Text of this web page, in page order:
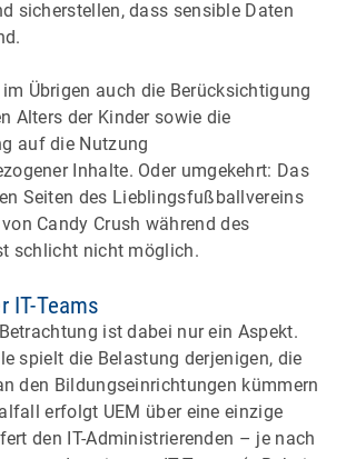
sicherstellen, dass sensible Daten
Übrigen auch die Berücksichtigung
Alters der Kinder sowie die
auf die Nutzung
Inhalte. Oder umgekehrt: Das
Seiten des Lieblingsfußballvereins
Candy Crush während des
schlicht nicht möglich.
IT-Teams
ist dabei nur ein Aspekt.
spielt die Belastung derjenigen, die
den Bildungseinrichtungen kümmern
erfolgt UEM über eine einzige
den IT-Administrierenden – je nach